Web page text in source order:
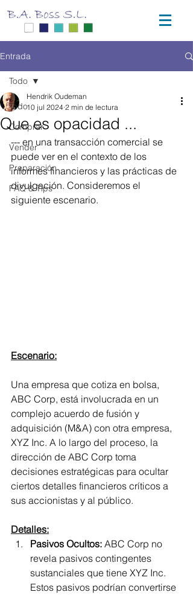
Entrada
Todo
Comprar
Vender
Preparación
FAQ & Tips
Todo
Que es opacidad ...
Hendrik Oudeman
10 jul 2024 2 min de lectura
--- en una transacción comercial se
puede ver en el contexto de los
informes financieros y las prácticas de
divulgación. Consideremos el
siguiente escenario.
Escenario:
Una empresa que cotiza en bolsa,
ABC Corp, está involucrada en un
complejo acuerdo de fusión y
adquisición (M&A) con otra empresa,
XYZ Inc. A lo largo del proceso, la
dirección de ABC Corp toma
decisiones estratégicas para ocultar
ciertos detalles financieros críticos a
sus accionistas y al público.
Detalles:
Pasivos Ocultos: ABC Corp no
revela pasivos contingentes
sustanciales que tiene XYZ Inc.
Estos pasivos podrían convertirse